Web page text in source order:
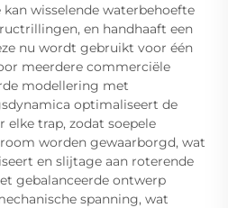
wisselende waterbehoefte
en handhaaft een
nu wordt gebruikt voor één
meerdere commerciële
modellering met
optimaliseert de
trap, zodat soepele
worden gewaarborgd, wat
en slijtage aan roterende
gebalanceerde ontwerp
spanning, wat